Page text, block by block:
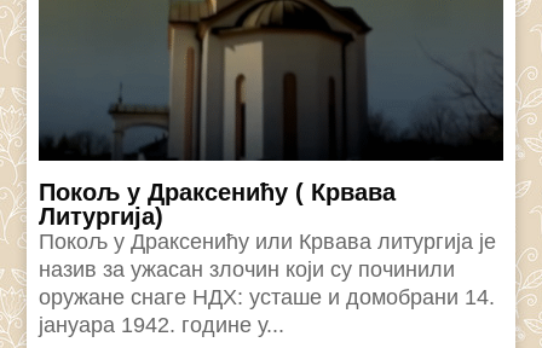
Покољ у Драксенићу ( Крвава
Литургија)
Покољ у Драксенићу или Крвава литургија је
назив за ужасан злочин који су починили
оружане снаге НДХ: усташе и домобрани 14.
јануара 1942. године у...